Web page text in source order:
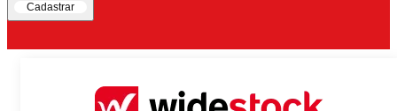
Cadastrar